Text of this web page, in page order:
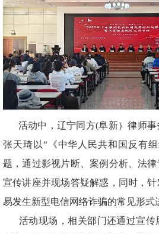
活动中，辽宁同方(阜新）律师事
张天琦以“《中华人民共和国反有
题，通过影视片断、案例分析、法
宣传讲座并现场答疑解惑，同时，
易发生新型电信网络诈骗的常见形式
活动现场，相关部门还通过宣传